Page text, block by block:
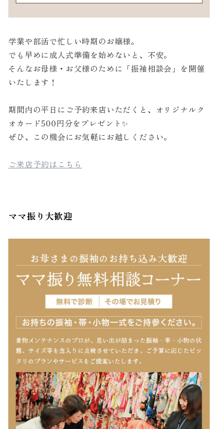
学業や部活で忙しい時期のお嬢様。
でも早めに成人式準備を始めないと、不安。
そんなお母様・お父様のために「振袖相談会」を開催
いたします！
期間内の平日にご予約来店いただくと、オリジナルク
オカード500円分をプレゼント✨
ぜひ、この機会にお気軽にお越しください。
ご来店予約はこちら
ママ振り大歓迎